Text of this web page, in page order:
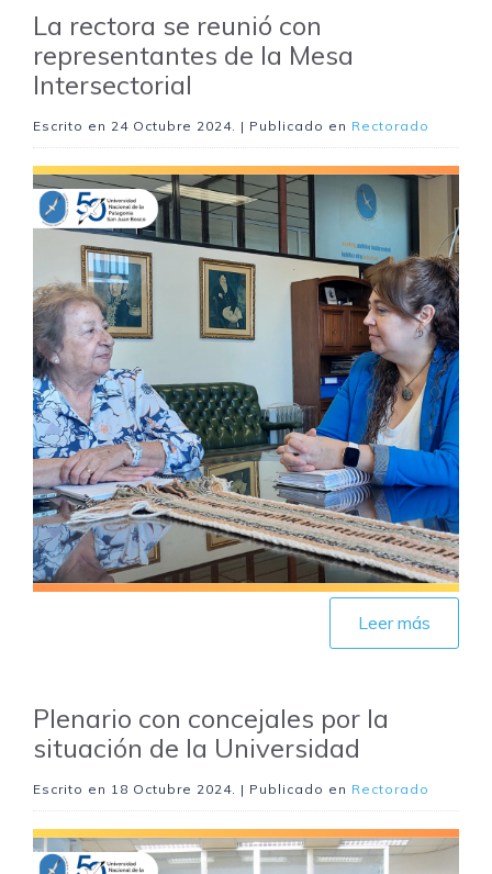
La rectora se reunió con
representantes de la Mesa
Intersectorial
Escrito en 24 Octubre 2024. | Publicado en Rectorado
Leer más
Plenario con concejales por la
situación de la Universidad
Escrito en 18 Octubre 2024. | Publicado en Rectorado